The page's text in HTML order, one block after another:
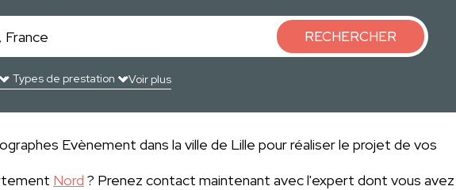
RECHERCHER
Voir plus
Evènement dans la ville de Lille pour réaliser le projet de vos
Nord ? Prenez contact maintenant avec l'expert dont vous avez